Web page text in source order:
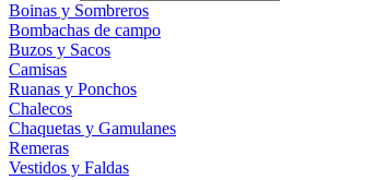
Boinas y Sombreros
Bombachas de campo
Buzos y Sacos
Camisas
Ruanas y Ponchos
Chalecos
Chaquetas y Gamulanes
Remeras
Vestidos y Faldas